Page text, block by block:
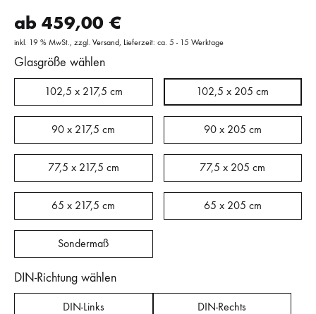
ab 459,00 €
inkl. 19 % MwSt. zzgl. Versand Lieferzeit: ca. 5 - 15 Werktage
Glasgröße wählen
102,5 x 217,5 cm 102,5 x 205 cm
90 x 217,5 cm 90 x 205 cm
77,5 x 217,5 cm 77,5 x 205 cm
65 x 217,5 cm 65 x 205 cm
Sondermaß
DIN-Richtung wählen
DIN-Links DIN-Rechts